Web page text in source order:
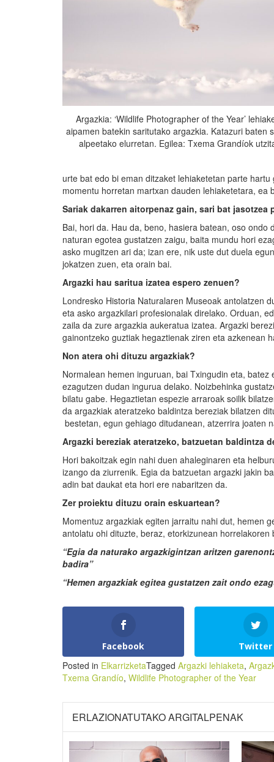
Argazkia: ‘Wildlife Photographer of the Year’
aipamen batekin saritutako argazkia. Katazuri baten
alpeetako elurretan. Egilea: Txema Grandíok
urte bat edo bi eman ditzaket lehiaketetan parte
momentu horretan martxan dauden lehiaketetara, ea
Sariak dakarren aitorpenaz gain, sari bat jasotzea
Bai, hori da. Hau da, beno, hasiera batean, oso
naturan egotea gustatzen zaigu, baita mundu hori
asko mugitzen ari da; izan ere, nik uste dut duela
jokatzen zuen, eta orain bai.
Argazki hau saritua izatea espero zenuen?
Londresko Historia Naturalaren Museoak antolatzen
eta asko argazkilari profesionalak direlako. Orduan,
zaila da zure argazkia aukeratua izatea. Argazki
gainontzeko guztiak hegaztienak ziren eta azkenean
Non atera ohi dituzu argazkiak?
Normalean hemen inguruan, bai Txingudin eta,
ezagutzen dudan ingurua delako. Noizbehinka
bilatu gabe. Hegaztietan espezie arraroak soilik
da argazkiak ateratzeko baldintza bereziak bilatzen
bestetan, egun gehiago ditudanean, atzerrira joaten
Argazki bereziak ateratzeko, batzuetan baldintza
Hori bakoitzak egin nahi duen ahaleginaren eta
izango da ziurrenik. Egia da batzuetan argazki jakin
adin bat daukat eta hori ere nabaritzen da.
Zerproiektu dituzu orain eskuartean?
Momentuz argazkiak egiten jarraitu nahi dut, hemen
antolatu ohi dituzte, beraz, etorkizunean
“Egia da naturako argazkigintzan aritzen
badira”
“Hemen argazkiak egitea gustatzen zait ondo
Facebook Twitter
Posted in ElkarrizketaTagged Argazki lehiaketa,
Txema Grandío, Wildlife Photographer of the Year
ERLAZIONATUTAKO ARGITALPENAK